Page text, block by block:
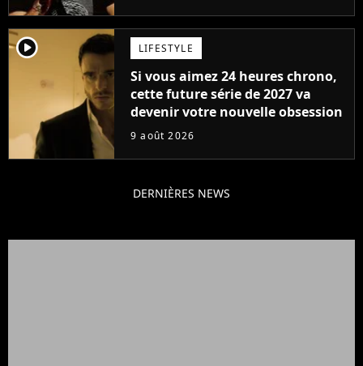
player2 LIFESTYLE
Si vous aimez 24 heures chrono,
cette future série de 2027 va
devenir votre nouvelle obsession
9 août 2026
DERNIÈRES NEWS